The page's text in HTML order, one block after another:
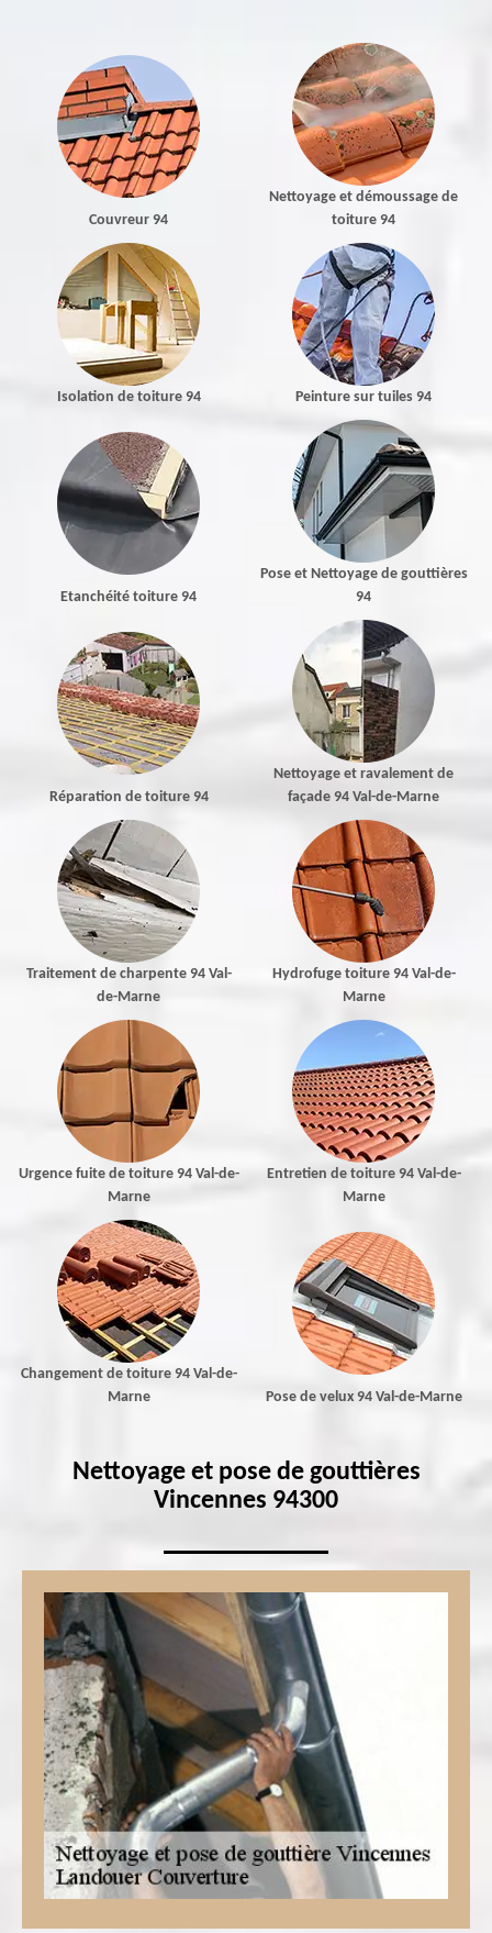
Couvreur 94
Nettoyage et démoussage de
toiture 94
Isolation de toiture 94 Peinture sur tuiles 94
Etanchéité toiture 94
Pose et Nettoyage de gouttières
94
Réparation de toiture 94
Nettoyage et ravalement de
façade 94 Val-de-Marne
Traitement de charpente 94 Val-
de-Marne
Hydrofuge toiture 94 Val-de-
Marne
Urgence fuite de toiture 94 Val-de-
Marne
Entretien de toiture 94 Val-de-
Marne
Changement de toiture 94 Val-de-
Marne
Pose de velux 94 Val-de-Marne
Nettoyage et pose de gouttières
Vincennes 94300